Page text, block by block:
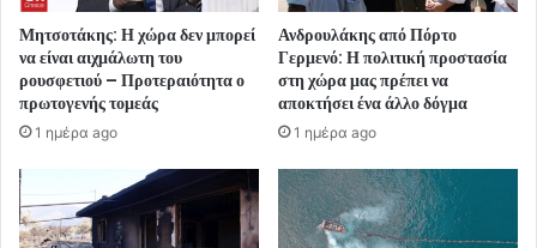
Μητσοτάκης: Η χώρα δεν μπορεί
να είναι αιχμάλωτη του
ρουσφετιού – Προτεραιότητα ο
πρωτογενής τομεάς
1 ημέρα ago
Ανδρουλάκης από Πόρτο
Γερμενό: Η πολιτική προστασία
στη χώρα μας πρέπει να
αποκτήσει ένα άλλο δόγμα
1 ημέρα ago